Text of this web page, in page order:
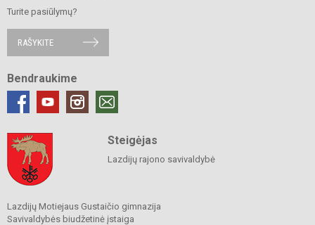
Turite pasiūlymų?
RAŠYKITE
Bendraukime
Steigėjas
Lazdijų rajono savivaldybė
Lazdijų Motiejaus Gustaičio gimnazija
Savivaldybės biudžetinė įstaiga